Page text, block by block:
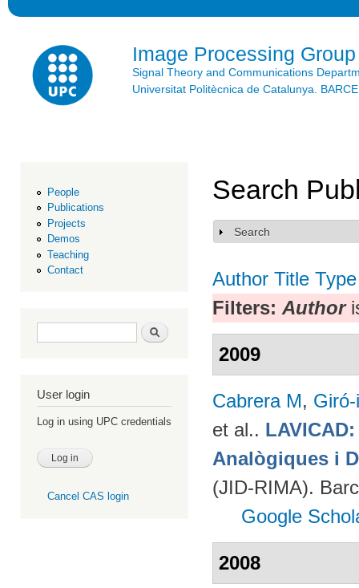
Image Processing Group
Signal Theory and Communications
Universitat Politècnica de Catalunya.
People
Publications
Projects
Demos
Teaching
Contact
Search form Search
User login
Log in using UPC credentials
Cancel CAS login
Search
Show
Search
Author Title Type
Filters: Author
2009
Cabrera M,
et al..
Analògiques i
(JID-RIMA).
Google
2008